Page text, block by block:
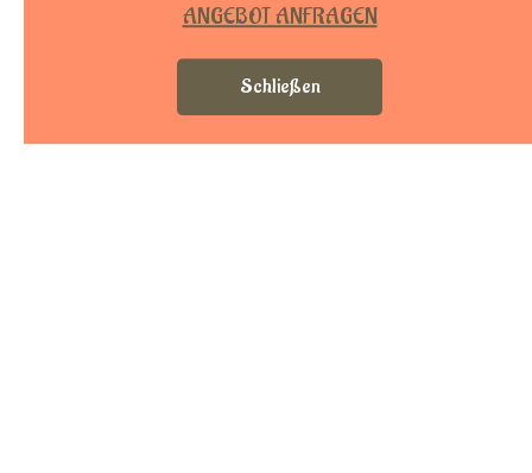
ANGEBOT ANFRAGEN
Schließen